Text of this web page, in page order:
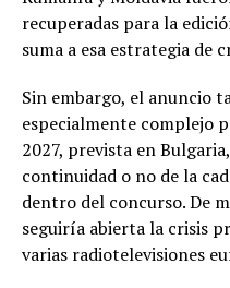
recuperadas para la
suma a esa estrategia de
Sin embargo, el anuncio
especialmente complejo
2027, prevista en
continuidad o no de la
dentro del concurso. De
seguiría abierta la crisis
varias radiotelevisiones